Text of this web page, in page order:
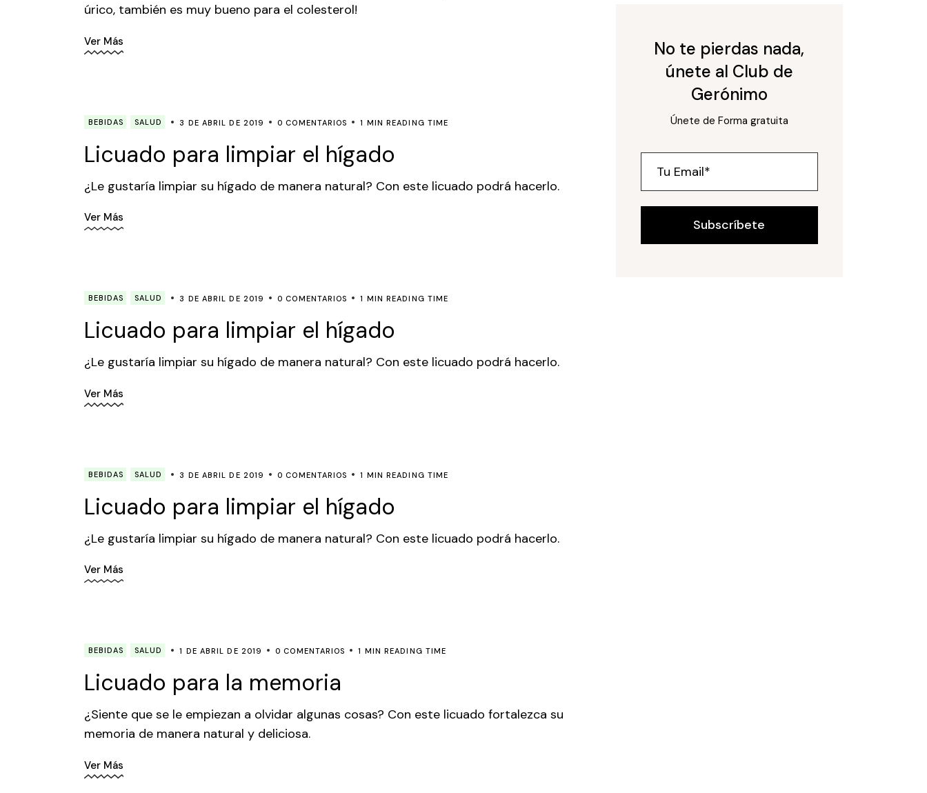
úrico, también es muy bueno para el colesterol!
Ver Más
BEBIDAS SALUD 3 DE ABRIL DE 2019 0 COMENTARIOS 1 MIN READING TIME
Licuado para limpiar el hígado
¿Le gustaría limpiar su hígado de manera natural? Con este licuado podrá hacerlo.
Ver Más
BEBIDAS SALUD 3 DE ABRIL DE 2019 0 COMENTARIOS 1 MIN READING TIME
Licuado para limpiar el hígado
¿Le gustaría limpiar su hígado de manera natural? Con este licuado podrá hacerlo.
Ver Más
BEBIDAS SALUD 3 DE ABRIL DE 2019 0 COMENTARIOS 1 MIN READING TIME
Licuado para limpiar el hígado
¿Le gustaría limpiar su hígado de manera natural? Con este licuado podrá hacerlo.
Ver Más
BEBIDAS SALUD 1 DE ABRIL DE 2019 0 COMENTARIOS 1 MIN READING TIME
Licuado para la memoria
¿Siente que se le empiezan a olvidar algunas cosas? Con este licuado fortalezca su
memoria de manera natural y deliciosa.
Ver Más
No te pierdas nada,
únete al Club de
Gerónimo
Únete de Forma gratuita
Subscríbete